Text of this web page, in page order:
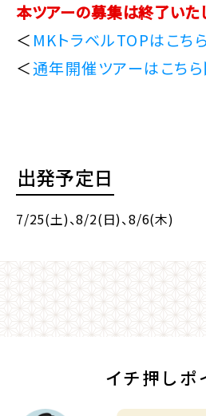
本ツアーの募集は終了いた
＜ MKトラベルTOPはこち
＜通年開催ツアーはこち
出発予定日
7/25(土)、8/2(日)、8/6(木)
イチ押しポ